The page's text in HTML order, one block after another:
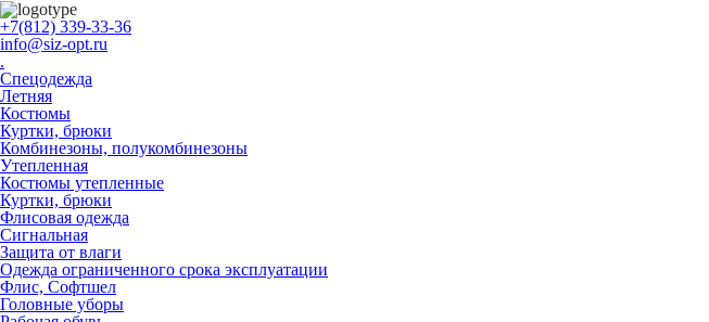
+7(812) 339-33-36
info@siz-opt.ru
.
Спецодежда
Летняя
Костюмы
Куртки, брюки
Комбинезоны, полукомбинезоны
Утепленная
Костюмы утепленные
Куртки, брюки
Флисовая одежда
Сигнальная
Защита от влаги
Одежда ограниченного срока эксплуатации
Флиc, Софтшел
Головные уборы